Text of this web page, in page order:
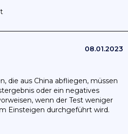
08.01.2023
die aus China abfliegen, müssen
oder ein negatives
wenn der Test weniger
Einsteigen durchgeführt wird.